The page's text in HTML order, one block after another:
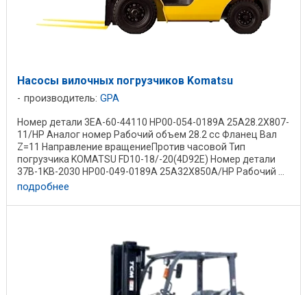
Насосы вилочных погрузчиков Komatsu
производитель: GPA
Номер детали 3EA-60-44110 HP00-054-0189A 25A28.2X807-
11/HP Аналог номер Рабочий объем 28.2 cc Фланец Вал
Z=11 Направление вращениеПротив часовой Тип
погрузчика KOMATSU FD10-18/-20(4D92E) Номер детали
37B-1KB-2030 HP00-049-0189A 25A32X850A/HP Рабочий ...
подробнее